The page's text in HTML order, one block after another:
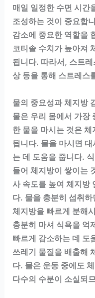
매일 일정한 수면 시간
조성하는 것이 중요합
감소에 중요한 역할을
코티솔 수치가 높아져
됩니다. 따라서, 스트
상 등을 통해 스트레스
물의 중요성과 체지방
물은 우리 몸에서 가장
한 물을 마시는 것은
됩니다. 물을 마시면
는 데 도움을 줍니다.
들어 체지방이 쌓이는
사 속도를 높여 체지방
다. 물을 충분히 섭취
체지방을 빠르게 분해
충분히 마셔 식욕을 억
빠르게 감소하는 데 도
쓰레기 물질을 배출해
다. 물은 운동 중에도
다수의 수분이 소실되